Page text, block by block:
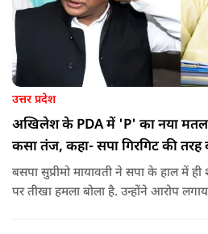
उत्तर प्रदेश
अखिलेश के PDA में 'P' का नया मतलब
कसा तंज, कहा- सपा गिरगिट की तरह
बसपा सुप्रीमो मायावती ने सपा के हाल में
पर तीखा हमला बोला है. उन्होंने आरोप